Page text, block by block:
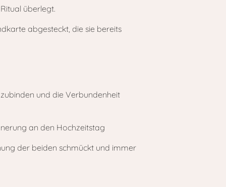
überlegt.
abgesteckt, die sie bereits
und die Verbundenheit
der beiden schmückt und immer